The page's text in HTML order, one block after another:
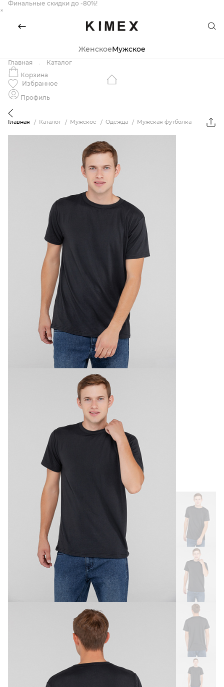
Финальные скидки до -80%!
×
ЖенскоеМужское
Главная
Каталог
Корзина
Избранное
Профиль
Главная Каталог Мужское Одежда Мужская футболка